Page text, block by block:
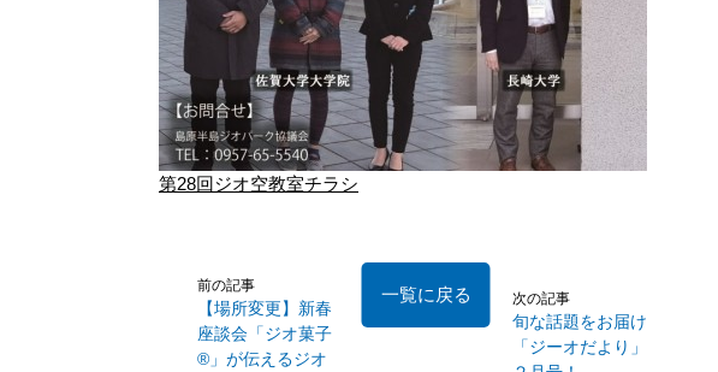
第28回ジオ空教室チラシ
前の記事
【場所変更】新春
座談会「ジオ菓子
®」が伝えるジオ
次の記事
旬な話題をお届け
「ジーオだより」
一覧に戻る